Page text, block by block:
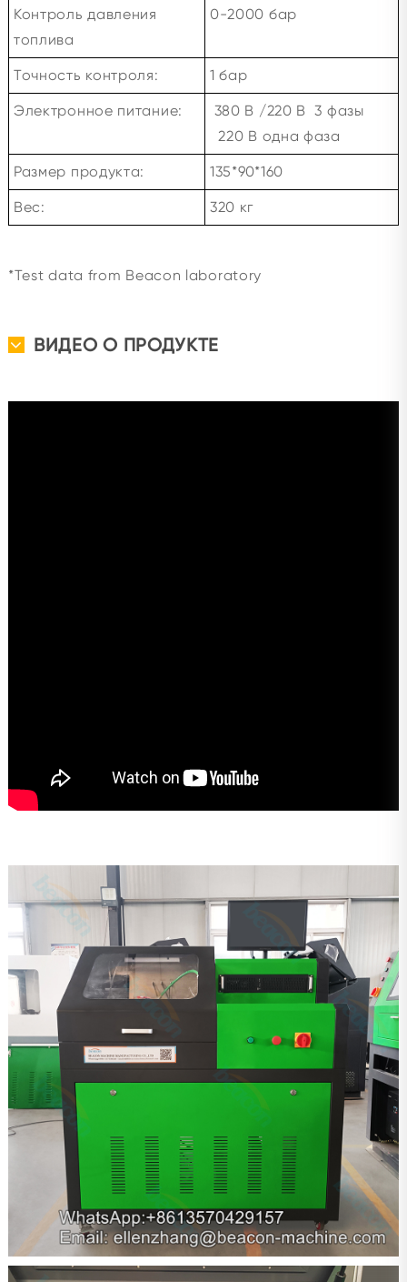
Контроль давления
топлива
0-2000 бар
Точность контроля: 1 бар
Электронное питание:
380 В /220 В 3 фазы
220 В одна фаза
Размер продукта: 135*90*160
Вес: 320 кг
*Test data from Beacon laboratory
ВИДЕО О ПРОДУКТЕ